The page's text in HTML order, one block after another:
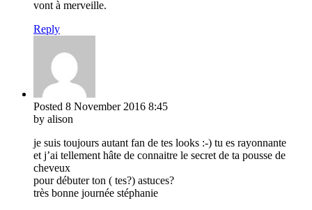
vont à merveille.
Reply
Posted 8 November 2016 8:45
by alison
je suis toujours autant fan de tes looks :-) tu es rayonnante
et j’ai tellement hâte de connaitre le secret de ta pousse de
cheveux
pour débuter ton ( tes?) astuces?
très bonne journée stéphanie